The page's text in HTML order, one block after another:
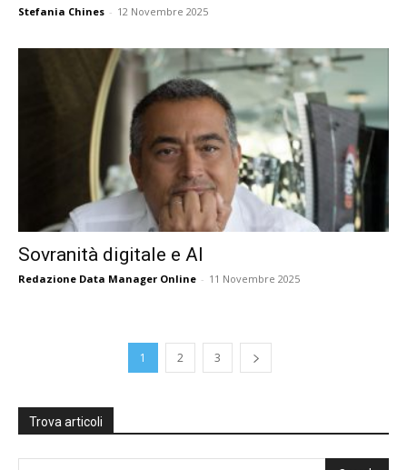
Stefania Chines - 12 Novembre 2025
Sovranità digitale e AI
Redazione Data Manager Online - 11 Novembre 2025
1 2 3
Trova articoli